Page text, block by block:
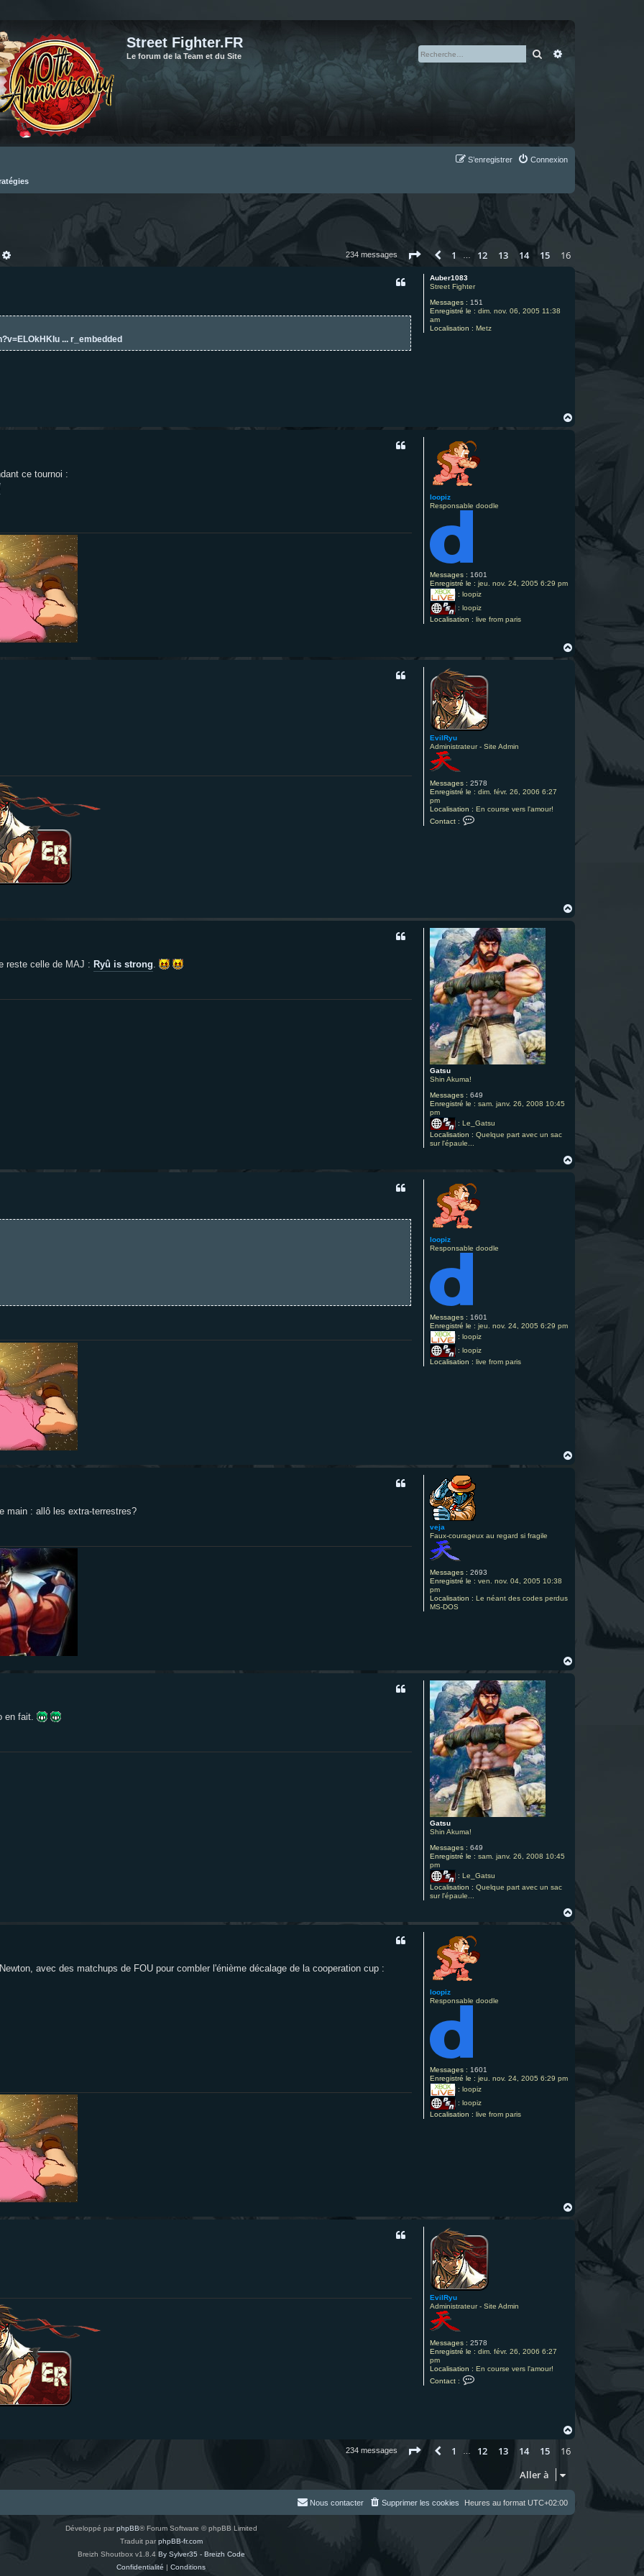
Street Fighter.FR
Le forum de la Team et du Site Rechercher
Connexion
S’enregistrer
234 messages Page 16 sur 16
Précédente
1 12 13 14 15 16
Auber1083
Street Fighter
Messages : 151
Enregistré le : dim. nov. 06, 2005 11:38
am
Localisation : Metz
... r_embedded
loopiz
Responsable doodle
Messages : 1601
Enregistré le : jeu. nov. 24, 2005 6:29 pm
: loopiz
: loopiz
Localisation : live from paris
ce tournoi :
EvilRyu
Administrateur - Site Admin
Messages : 2578
Enregistré le : dim. févr. 26, 2006 6:27
pm
Localisation : En course vers l'amour!
Contact :
l
R
y
u
Gatsu
Shin Akuma!
Messages : 649
Enregistré le : sam. janv. 26, 2008 10:45
pm
: Le_Gatsu
Localisation : Quelque part avec un sac
sur l'épaule...
reste celle de MAJ : Ryû is strong.
loopiz
Responsable doodle
Messages : 1601
Enregistré le : jeu. nov. 24, 2005 6:29 pm
: loopiz
: loopiz
Localisation : live from paris
veja
Faux-courageux au regard si fragile
Messages : 2693
Enregistré le : ven. nov. 04, 2005 10:38
pm
Localisation : Le néant des codes perdus
MS-DOS
main : allô les extra-terrestres?
Gatsu
Shin Akuma!
Messages : 649
Enregistré le : sam. janv. 26, 2008 10:45
pm
: Le_Gatsu
Localisation : Quelque part avec un sac
sur l'épaule...
en fait.
H
u
t
loopiz
Responsable doodle
Messages : 1601
Enregistré le : jeu. nov. 24, 2005 6:29 pm
: loopiz
: loopiz
Localisation : live from paris
avec des matchups de FOU pour combler l'énième décalage de la cooperation cup :
EvilRyu
Administrateur - Site Admin
Messages : 2578
Enregistré le : dim. févr. 26, 2006 6:27
pm
Localisation : En course vers l'amour!
Contact :
E
R
u
234 messages Page 16 sur 16
Précédente
1 12 13 14 15 16
Aller à
Heures au format UTC+02:00
Supprimer les cookies
Nous contacter
Développé par phpBB® Forum Software © phpBB Limited
Traduit parphpBB-fr.com
Breizh Shoutbox v1.8.4 By Sylver35 - Breizh Code
Confidentialité | Conditions